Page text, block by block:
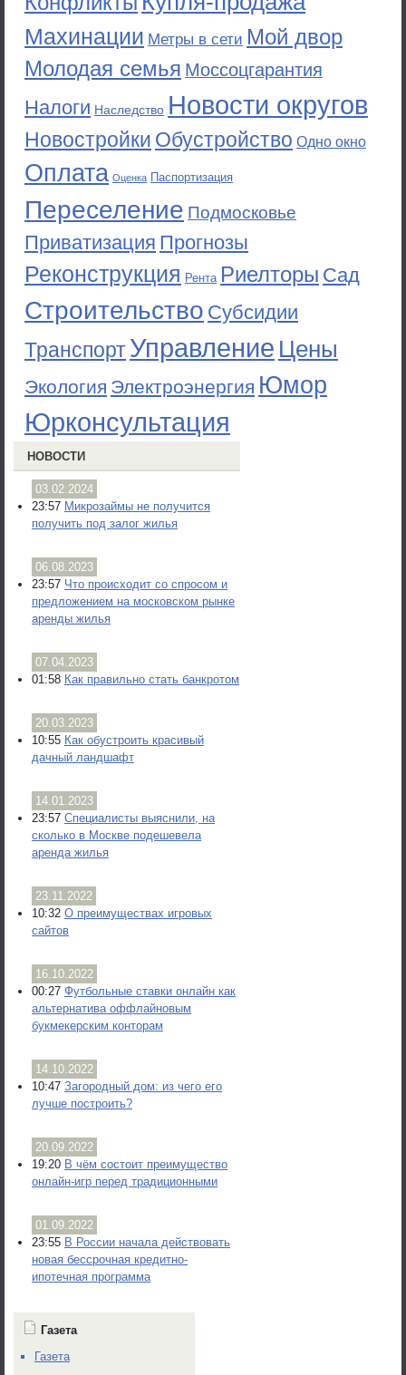
Махинации Метры в сети Мой двор
Молодая семья Моссоцгарантия
Налоги Наследство Новости округов
Новостройки Обустройство Одно окно
Оплата Оценка Паспортизация
Переселение Подмосковье
Приватизация Прогнозы
Реконструкция Рента Риелторы Сад
Строительство Субсидии
ТранспортУправление Цены
Экология Электроэнергия Юмор
Юрконсультация
НОВОСТИ
03.02.2024
23:57 Микрозаймы не получится
получить под залог жилья
06.08.2023
23:57 Что происходит со спросом и
предложением на московском рынке
аренды жилья
07.04.2023
01:58 Как правильно стать банкротом
20.03.2023
10:55 Как обустроить красивый
дачный ландшафт
14.01.2023
23:57 Специалисты выяснили, на
сколько в Москве подешевела
аренда жилья
23.11.2022
10:32 О преимуществах игровых
сайтов
16.10.2022
00:27 Футбольные ставки онлайн как
альтернатива оффлайновым
букмекерским конторам
14.10.2022
10:47 Загородный дом: из чего его
лучше построить?
20.09.2022
19:20 В чём состоит преимущество
онлайн-игр перед традиционными
01.09.2022
23:55 В России начала действовать
новая бессрочная кредитно-
ипотечная программа
Газета
Газета